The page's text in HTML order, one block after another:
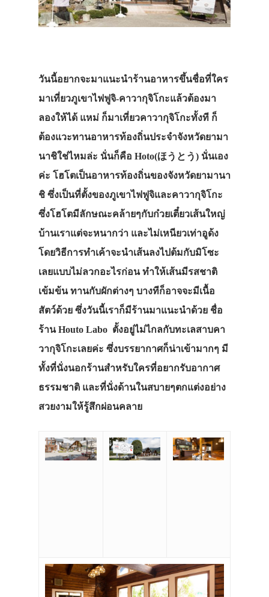
วันนี้อยากจะมาแนะนำร้านอาหารขึ้นชื่อที่ใคร
มาเที่ยวภูเขาไฟฟูจิ‐คาวากุจิโกะแล้วต้องมา
ลองให้ได้ แหม่ ก็มาเที่ยวคาวากุจิโกะทั้งที ก็
ต้องแวะทานอาหารท้องถิ่นประจำจังหวัดยามา
นาชิใช่ไหมล่ะ นั่นก็คือ Hoto(ほうとう) นั่นเอง
ค่ะ โฮโตเป็นอาหารท้องถิ่นของจังหวัดยามานา
ชิ ซึ่งเป็นที่ตั้งของภูเขาไฟฟูจิและคาวากุจิโกะ
ซึ่งโฮโตมีลักษณะคล้ายๆกับก๋วยเตี๋ยวเส้นใหญ่
บ้านเราแต่จะหนากว่า และไม่เหนียวเท่าอูด้ง
โดยวิธีการทำเค้าจะนำเส้นลงไปต้มกับมิโซะ
เลยแบบไม่ลวกอะไรก่อน ทำให้เส้นมีรสชาติ
เข้มข้น ทานกับผักต่างๆ บางทีก็อาจจะมีเนื้อ
สัตว์ด้วย ซึ่งวันนี้เราก็มีร้านมาแนะนำด้วย ชื่อ
ร้าน Houto Labo ตั้งอยู่ไม่ไกลกับทะเลสาบคา
วากุจิโกะเลยค่ะ ซึ่งบรรยากาศก็น่าเข้ามากๆ มี
ทั้งที่นั่งนอกร้านสำหรับใครที่อยากรับอากาศ
ธรรมชาติ และที่นั่งด้านในสบายๆตกแต่งอย่าง
สวยงามให้รู้สึกผ่อนคลาย